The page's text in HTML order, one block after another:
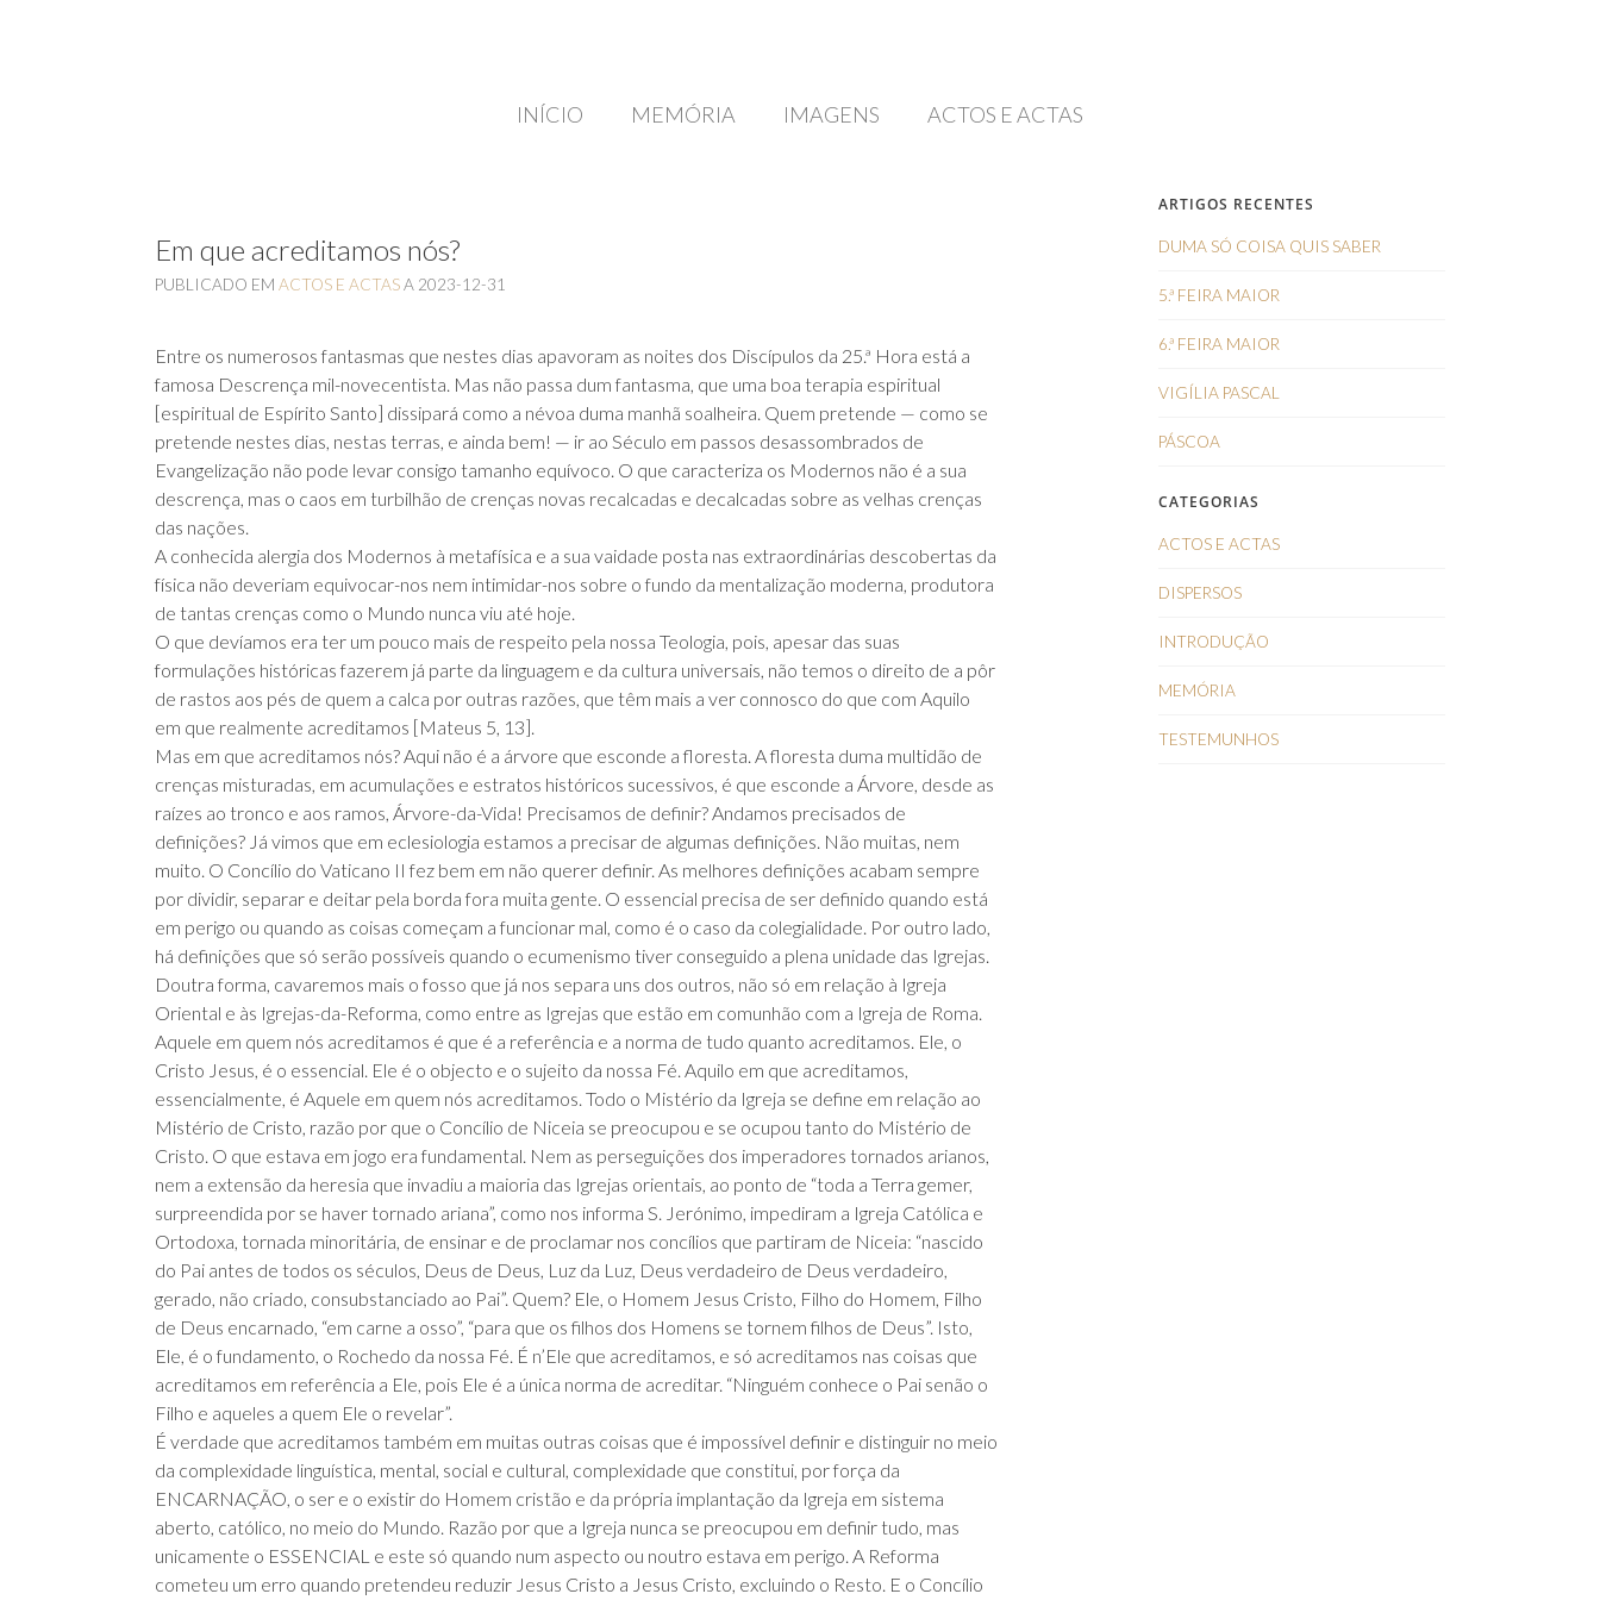
INÍCIO MEMÓRIA IMAGENS ACTOS E ACTAS
Em que acreditamos nós?
PUBLICADO EM ACTOS E ACTASA 2023-12-31
Entre os numerosos fantasmas que nestes dias apavoram as noites dos Discípulos da 25.ª Hora está a
famosa Descrença mil-novecentista. Mas não passa dum fantasma, que uma boa terapia espiritual
[espiritual de Espírito Santo] dissipará como a névoa duma manhã soalheira. Quem pretende — como se
pretende nestes dias, nestas terras, e ainda bem! — ir ao Século em passos desassombrados de
Evangelização não pode levar consigo tamanho equívoco. O que caracteriza os Modernos não é a sua
descrença, mas o caos em turbilhão de crenças novas recalcadas e decalcadas sobre as velhas crenças
das nações.
A conhecida alergia dos Modernos à metafísica e a sua vaidade posta nas extraordinárias descobertas da
física não deveriam equivocar-nos nem intimidar-nos sobre o fundo da mentalização moderna, produtora
de tantas crenças como o Mundo nunca viu até hoje.
O que devíamos era ter um pouco mais de respeito pela nossa Teologia, pois, apesar das suas
formulações históricas fazerem já parte da linguagem e da cultura universais, não temos o direito de a pôr
de rastos aos pés de quem a calca por outras razões, que têm mais a ver connosco do que com Aquilo
em que realmente acreditamos [Mateus 5, 13].
Mas em que acreditamos nós? Aqui não é a árvore que esconde a floresta. A floresta duma multidão de
crenças misturadas, em acumulações e estratos históricos sucessivos, é que esconde a Árvore, desde as
raízes ao tronco e aos ramos, Árvore-da-Vida! Precisamos de definir? Andamos precisados de
definições? Já vimos que em eclesiologia estamos a precisar de algumas definições. Não muitas, nem
muito. O Concílio do Vaticano II fez bem em não querer definir. As melhores definições acabam sempre
por dividir, separar e deitar pela borda fora muita gente. O essencial precisa de ser definido quando está
em perigo ou quando as coisas começam a funcionar mal, como é o caso da colegialidade. Por outro lado,
há definições que só serão possíveis quando o ecumenismo tiver conseguido a plena unidade das Igrejas.
Doutra forma, cavaremos mais o fosso que já nos separa uns dos outros, não só em relação à Igreja
Oriental e às Igrejas-da-Reforma, como entre as Igrejas que estão em comunhão com a Igreja de Roma.
Aquele em quem nós acreditamos é que é a referência e a norma de tudo quanto acreditamos. Ele, o
Cristo Jesus, é o essencial. Ele é o objecto e o sujeito da nossa Fé. Aquilo em que acreditamos,
essencialmente, é Aquele em quem nós acreditamos. Todo o Mistério da Igreja se define em relação ao
Mistério de Cristo, razão por que o Concílio de Niceia se preocupou e se ocupou tanto do Mistério de
Cristo. O que estava em jogo era fundamental. Nem as perseguições dos imperadores tornados arianos,
nem a extensão da heresia que invadiu a maioria das Igrejas orientais, ao ponto de “toda a Terra gemer,
surpreendida por se haver tornado ariana”, como nos informa S. Jerónimo, impediram a Igreja Católica e
Ortodoxa, tornada minoritária, de ensinar e de proclamar nos concílios que partiram de Niceia: “nascido
do Pai antes de todos os séculos, Deus de Deus, Luz da Luz, Deus verdadeiro de Deus verdadeiro,
gerado, não criado, consubstanciado ao Pai”. Quem? Ele, o Homem Jesus Cristo, Filho do Homem, Filho
de Deus encarnado, “em carne a osso”, “para que os filhos dos Homens se tornem filhos de Deus”. Isto,
Ele, é o fundamento, o Rochedo da nossa Fé. É n’Ele que acreditamos, e só acreditamos nas coisas que
acreditamos em referência a Ele, pois Ele é a única norma de acreditar. “Ninguém conhece o Pai senão o
Filho e aqueles a quem Ele o revelar”.
É verdade que acreditamos também em muitas outras coisas que é impossível definir e distinguir no meio
da complexidade linguística, mental, social e cultural, complexidade que constitui, por força da
ENCARNAÇÃO, o ser e o existir do Homem cristão e da própria implantação da Igreja em sistema
aberto, católico, no meio do Mundo. Razão por que a Igreja nunca se preocupou em definir tudo, mas
unicamente o ESSENCIAL e este só quando num aspecto ou noutro estava em perigo. A Reforma
cometeu um erro quando pretendeu reduzir Jesus Cristo a Jesus Cristo, excluindo o Resto. E o Concílio
ARTIGOS RECENTES
DUMA SÓ COISA QUIS SABER
5.ª FEIRA MAIOR
6.ª FEIRA MAIOR
VIGÍLIA PASCAL
PÁSCOA
CATEGORIAS
ACTOS E ACTAS
DISPERSOS
INTRODUÇÃO
MEMÓRIA
TESTEMUNHOS